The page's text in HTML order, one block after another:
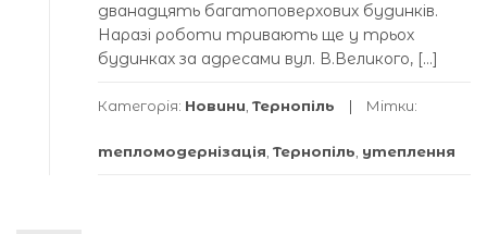
дванадцять багатоповерхових будинків.
Наразі роботи тривають ще у трьох
будинках за адресами вул. В.Великого, […]
Категорія: Новини Тернопіль Мітки:
тепломодернізація Тернопіль утеплення